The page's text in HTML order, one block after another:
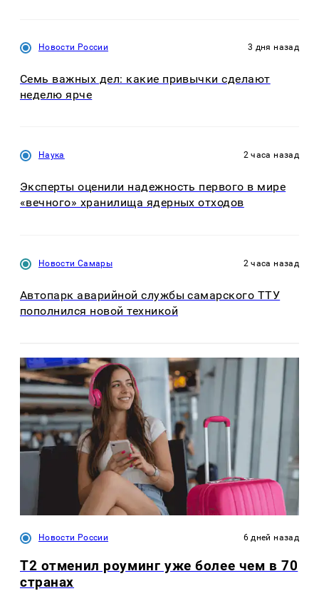
Новости России 3 дня назад
Семь важных дел: какие привычки сделают
неделю ярче
Наука 2 часа назад
Эксперты оценили надежность первого в мире
«вечного» хранилища ядерных отходов
Новости Самары 2 часа назад
Автопарк аварийной службы самарского ТТУ
пополнился новой техникой
Новости России 6 дней назад
Т2 отменил роуминг уже более чем в 70
странах